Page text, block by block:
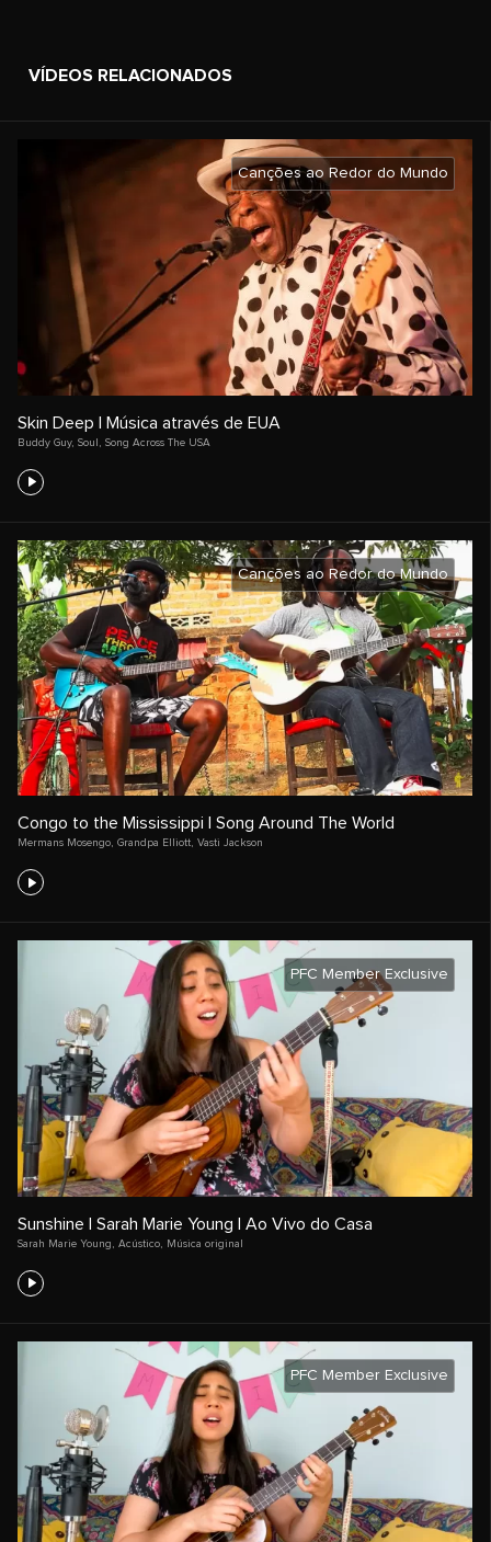
VÍDEOS RELACIONADOS
Canções ao Redor do Mundo
Skin Deep | Música através de EUA
Buddy Guy, Soul Song Across The USA
Canções ao Redor do Mundo
Congo to the Mississippi | Song Around The World
Mermans Mosengo, Grandpa Elliott, Vasti Jackson
PFC Member Exclusive
Sunshine | Sarah Marie Young | Ao Vivo do Casa
Sarah Marie Young Acústico Música original
PFC Member Exclusive